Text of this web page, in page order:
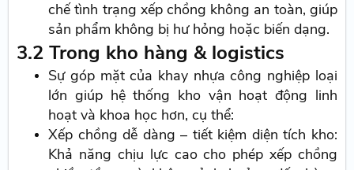
chế tình trạng xếp chồng không an toàn, giúp
sản phẩm không bị hư hỏng hoặc biến dạng.
3.2 Trong kho hàng & logistics
Sự góp mặt của khay nhựa công nghiệp loại
lớn giúp hệ thống kho vận hoạt động linh
hoạt và khoa học hơn, cụ thể:
Xếp chồng dễ dàng – tiết kiệm diện tích kho:
Khả năng chịu lực cao cho phép xếp chồng